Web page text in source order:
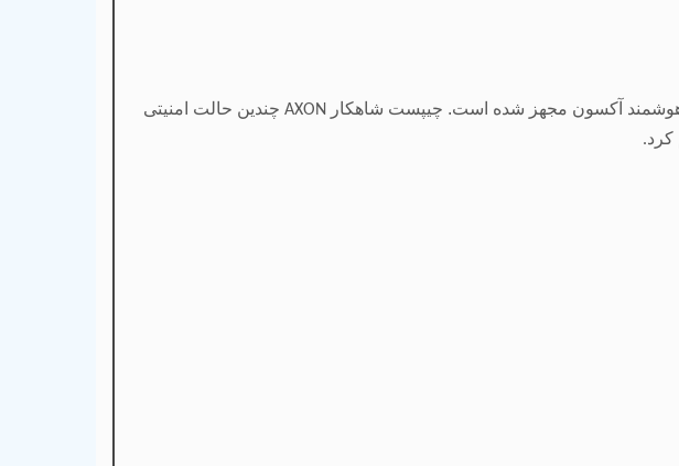
هوشمند آکسون مجهز شده است. چیپست شاهکار AXON چندین حالت امنیتی
کرد.